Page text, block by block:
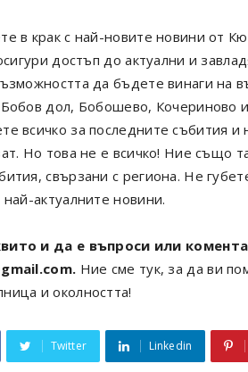
в крак с най-новите новини от
достъп до актуални и
да бъдете винаги на
дол, Бобошево, Кочериново
всичко за последните събития
Но това не е всичко! Ние също
свързани с региона. Не
актуалните новини.
и да е въпроси или
Ние сме тук, за да ви
и околността!
Twitter Linkedin